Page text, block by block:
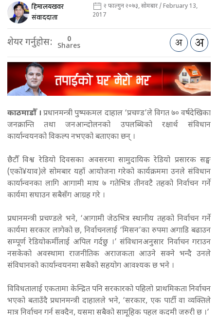
हिमालयखवर
संवाददाता
२ फाल्गुन २०७३, सोमबार / February 13,
2017
शेयर गर्नुहोस: 0
Shares
काठमाडौँ ।प्रधानमन्त्री पुष्पकमल दाहाल ‘प्रचण्ड’ले विगत ७० वर्षदेखिका
जनक्रान्ति तथा जनआन्दोलनको उपलब्धिको रक्षार्थ संविधान
कार्यान्वयनको विकल्प नभएको बताएका छन् ।
छैटौँ विश्व रेडियो दिवसका अवसरमा सामुदायिक रेडियो प्रसारक सङ्घ
(एको¥याव)ले सोमबार यहाँ आयोजना गरेको कार्यक्रममा उनले संविधान
कार्यान्वनका लागि आगामी माघ ७ गतेभित्र तीनवटै तहको निर्वाचन गर्ने
कार्यमा सघाउन सबैसँग आग्रह गरे ।
प्रधानमन्त्री प्रचण्डले भने, ‘आगामी जेठभित्र स्थानीय तहको निर्वाचन गर्ने
कार्यमा सरकार लागेको छ, निर्वाचनलाई ‘मिसन’का रुपमा अगाडि बढाउन
सम्पूर्ण रेडियोकर्मीलाई अपिल गर्दछु ।’ संविधानअनुसार निर्वाचन गराउन
नसकेको अवस्थामा राजनीतिक अराजकता आउने सक्ने भन्दै उनले
संविधानको कार्यान्वयनमा सबैको सहयोग आवश्यक छ भने ।
विविधतालाई एकतामा केन्द्रित पनि सरकारको पहिलो प्राथमिकता निर्वाचन
भएको बताउँदै प्रधानमन्त्री दाहालले भने, ‘सरकार, एक पार्टी वा व्यक्तिले
मात्र निर्वाचन गर्न सक्दैन, यसमा सबैको सामूहिक पहल कदमी जरुरी छ ।’